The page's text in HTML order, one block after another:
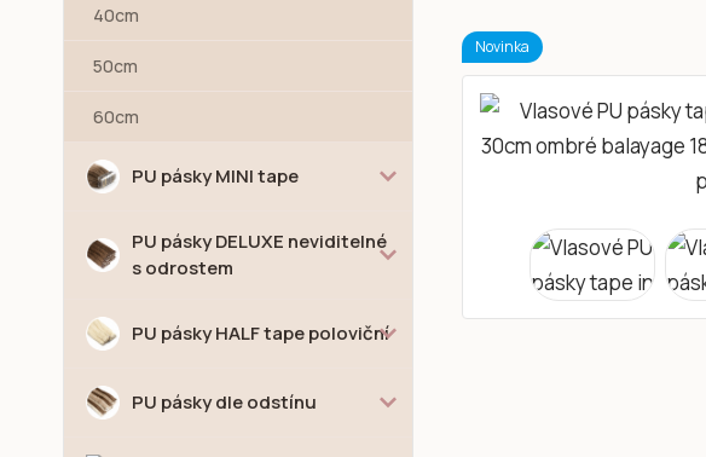
40cm
50cm
60cm
PU pásky MINI tape
PU pásky DELUXE neviditelné
s odrostem
PU pásky HALF tape poloviční
PU pásky dle odstínu
Novinka